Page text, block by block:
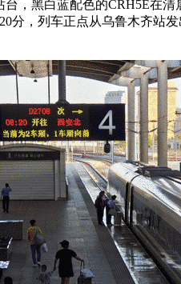
台，黑白蓝配色的CRH5E在
分，列车正点从乌鲁木齐站